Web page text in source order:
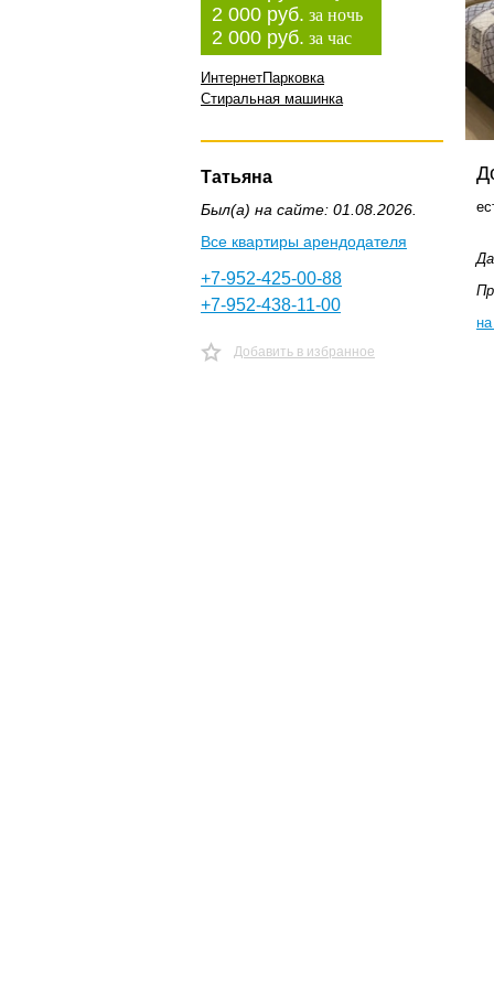
2 000 руб. за ночь
2 000 руб. за час
ИнтернетПарковка
Стиральная машинка
Татьяна
Был(а) на сайте: 01.08.2026.
Все квартиры арендодателя
+7-952-425-00-88
+7-952-438-11-00
Добавить в избранное